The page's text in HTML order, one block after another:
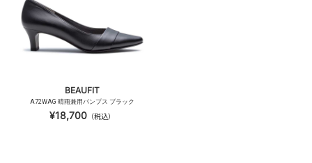
BEAUFIT
A72WAG 晴雨兼用パンプス ブラック
¥18,700 （税込）